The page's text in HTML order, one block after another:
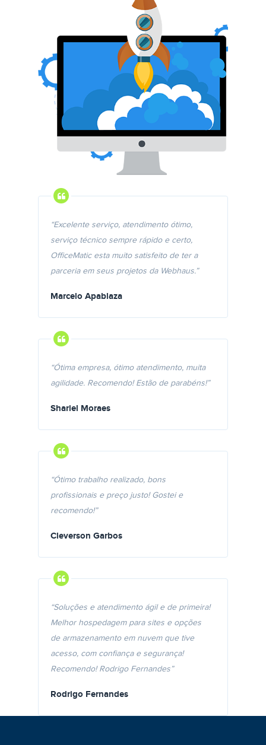
“Excelente serviço, atendimento ótimo,
serviço técnico sempre rápido e certo,
OfficeMatic esta muito satisfeito de ter a
parceria em seus projetos da Webhaus.”
Marcelo Apablaza
“Ótima empresa, ótimo atendimento, muita
agilidade. Recomendo! Estão de parabéns!”
Shariel Moraes
“Ótimo trabalho realizado, bons
profissionais e preço justo! Gostei e
recomendo!”
Cleverson Garbos
“Soluções e atendimento ágil e de primeira!
Melhor hospedagem para sites e opções
de armazenamento em nuvem que tive
acesso, com confiança e segurança!
Recomendo! Rodrigo Fernandes”
Rodrigo Fernandes